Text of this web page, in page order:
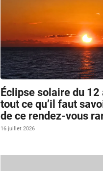
Éclipse solaire du 12
tout ce qu’il faut
de ce rendez-vous
16 juillet 2026